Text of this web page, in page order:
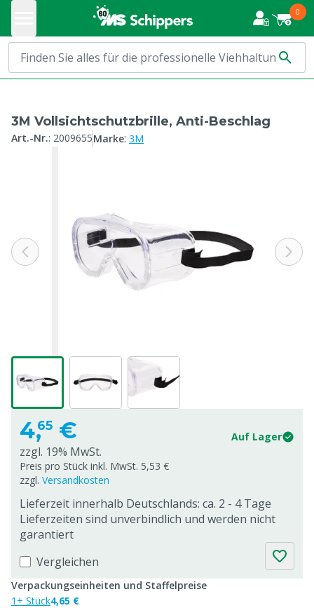
0
3M Vollsichtschutzbrille, Anti-Beschlag
Art.-Nr.: 2009655Marke: 3M
4,65 € Auf Lager
zzgl. 19% MwSt.
Preis pro Stück inkl. MwSt. 5,53 €
zzgl. Versandkosten
Lieferzeit innerhalb Deutschlands: ca. 2 - 4 Tage
Lieferzeiten sind unverbindlich und werden nicht
garantiert
Vergleichen
Verpackungseinheiten und Staffelpreise
1+ Stück4,65 €